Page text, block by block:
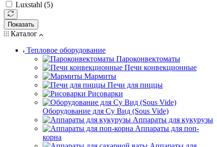
Luxstahl (5)
Показать
Каталог
Тепловое оборудование
Пароконвектоматы
Печи конвекционные
Мармиты
Печи для пиццы
Рисоварки
Оборудование для Су Вид (Sous Vide)
Аппараты для кукурузы
Аппараты для поп-
корна